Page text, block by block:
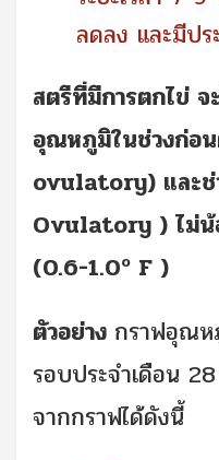
ลดลง และมีปร
สตรีที่มีการตกไข่ จ
อุณหภูมิในช่วงก่อ
ovulatory) และ
Ovulatory ) ไม่
(0.6-1.0º F )
ตัวอย่าง กราฟอุณ
รอบประจำเดือน
จากกราฟได้ดังนี้